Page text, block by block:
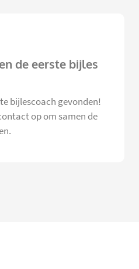
de eerste bijles
bijlescoach gevonden!
op om samen de